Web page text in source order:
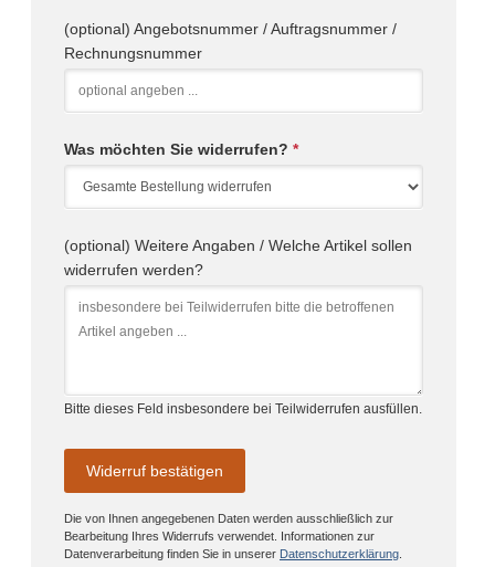
(optional) Angebotsnummer / Auftragsnummer /
Rechnungsnummer
Was möchten Sie widerrufen? *
(optional) Weitere Angaben / Welche Artikel sollen
widerrufen werden?
Bitte dieses Feld insbesondere bei Teilwiderrufen ausfüllen.
Widerruf bestätigen
Die von Ihnen angegebenen Daten werden ausschließlich zur
Bearbeitung Ihres Widerrufs verwendet. Informationen zur
Datenverarbeitung finden Sie in unserer Datenschutzerklärung